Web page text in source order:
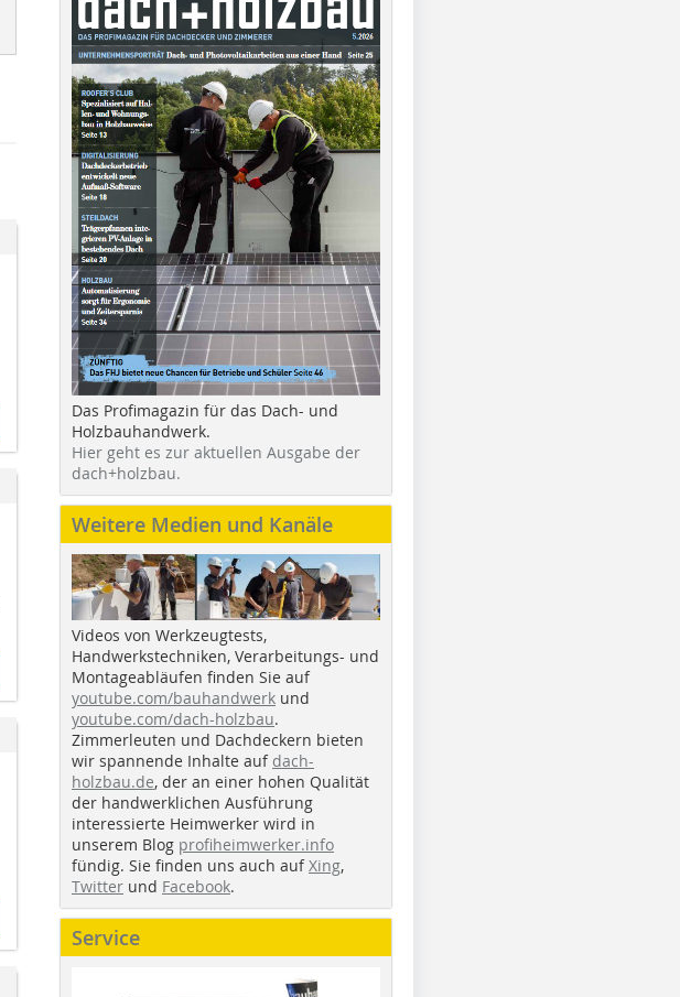
Das Profimagazin für das Dach- und
Holzbauhandwerk.
Hier geht es zur aktuellen Ausgabe der
dach+holzbau.
Weitere Medien und Kanäle
Videos von Werkzeugtests,
Handwerkstechniken, Verarbeitungs- und
Montageabläufen finden Sie auf
youtube.com/bauhandwerk und
youtube.com/dach-holzbau.
Zimmerleuten und Dachdeckern bieten
wir spannende Inhalte auf dach-
holzbau.de, der an einer hohen Qualität
der handwerklichen Ausführung
interessierte Heimwerker wird in
unserem Blog profiheimwerker.info
fündig. Sie finden uns auch aufXing,
Twitter und Facebook.
Service